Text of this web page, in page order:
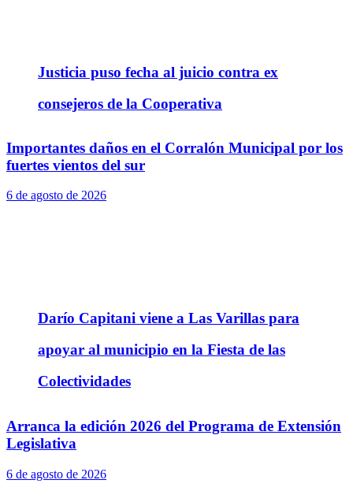
Justicia puso fecha al juicio contra ex
consejeros de la Cooperativa
Darío Capitani viene a Las Varillas para
apoyar al municipio en la Fiesta de las
Colectividades
Importantes daños en el Corralón Municipal por los
fuertes vientos del sur
6 de agosto de 2026
Arranca la edición 2026 del Programa de Extensión
Legislativa
6 de agosto de 2026